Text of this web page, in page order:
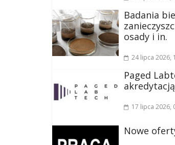
Badania
osady i in.
24 lipca 2026,
Paged
akredytacją
17 lipca 2026,
Nowe